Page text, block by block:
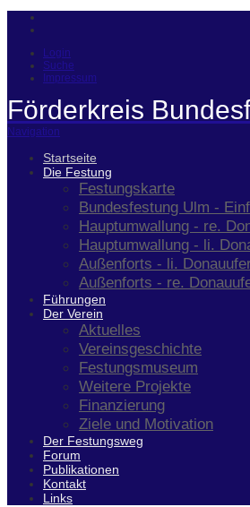
Login
Suche
Impressum
Förderkreis
Navigation
Startseite
Die Festung
Festungskarte
Bundesfestung Ulm -
Hauptumwallung - re.
Hauptumwallung - li.
Außenforts - li.
Außenforts - re.
Führungen
Der Verein
Aktuelles
Vereinsgeschichte
Festungsmuseum
Weitere Projekte
Finanzierung
Ziele und Motivation
Der Festungsweg
Forum
Publikationen
Kontakt
Links